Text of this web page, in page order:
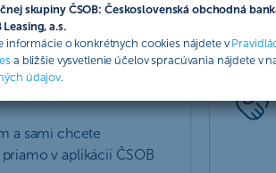
skupiny ČSOB: Československá obchodná
Leasing, a.s.
informácie o konkrétnych cookies nájdete v
a bližšie vysvetlenie účelov spracúvania nájdete v
údajov
a sami chcete
v aplikácii ČSOB